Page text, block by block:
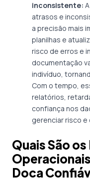
inconsistente:
atrasos e
a precisão mais
planilhas e
risco de erros e
documentação
indivíduo,
Com o tempo,
relatórios,
confiança nos
gerenciar risco
Quais São
Doca